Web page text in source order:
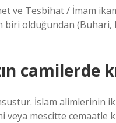
ve Tesbihat / İmam
olduğundan (Buhari,
camilerde
İslam alimlerinin
mescitte cemaatle